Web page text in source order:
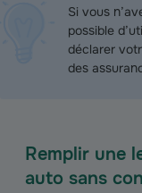
Si vous
possible
déclarer
des
Remplir une
auto sans